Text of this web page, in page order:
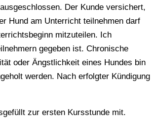
Der Kunde versichert,
Hund am Unterricht teilnehmen darf
mitzuteilen. Ich
gegeben ist. Chronische
oder Ängstlichkeit eines Hundes bin
werden. Nach erfolgter Kündigung
zur ersten Kursstunde mit.